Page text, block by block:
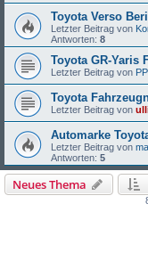
Toyota Verso
Letzter Beitrag von
Antworten: 8
Toyota GR-Yaris
Letzter Beitrag von
Toyota
Letzter Beitrag von
Automarke
Letzter Beitrag von
Antworten: 5
Neues Thema